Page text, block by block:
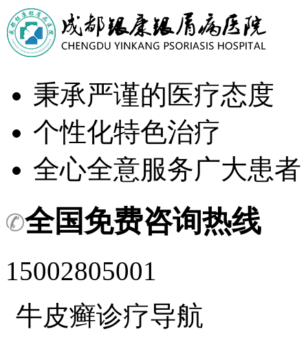
秉承严谨的医疗态度
个性化特色治疗
全心全意服务广大患者
全国免费咨询热线
15002805001
牛皮癣诊疗导航